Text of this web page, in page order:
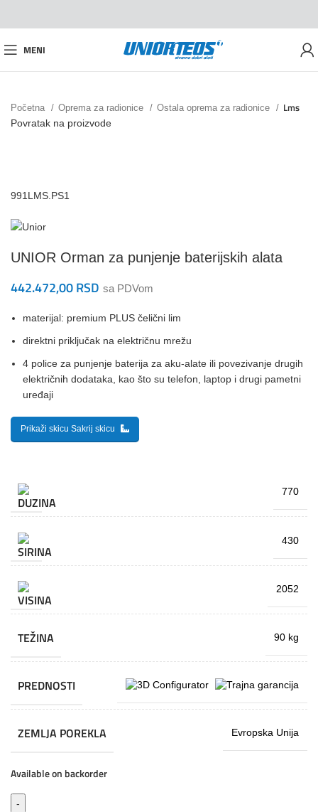
MENI
Početna Oprema za radionice Ostala oprema za radionice Lms
Povratak na proizvode
991LMS.PS1
UNIOR Orman za punjenje baterijskih alata
442.472,00RSD sa PDVom
materijal: premium PLUS čelični lim
direktni priključak na električnu mrežu
4 police za punjenje baterija za aku-alate ili povezivanje drugih
električnih dodataka, kao što su telefon, laptop i drugi pametni
uređaji
Prikaži skicu Sakrij skicu
770
430
2052
TEŽINA 90 kg
PREDNOSTI
ZEMLJA POREKLA Evropska Unija
Available on backorder